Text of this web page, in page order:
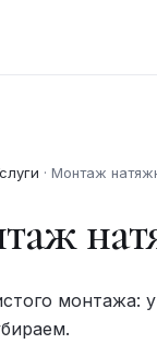
· Монтаж
монтажа: